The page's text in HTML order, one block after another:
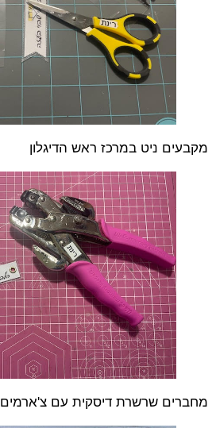
מקבעים ניט במרכז ראש הדיגלון
מחברים שרשרת דיסקית עם צ'ארמים